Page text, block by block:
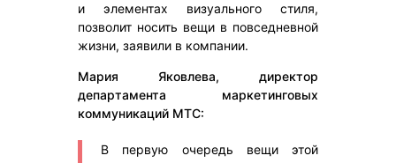
и элементах визуального стиля,
позволит носить вещи в повседневной
жизни, заявили в компании.
Мария Яковлева, директор
департамента маркетинговых
коммуникаций МТС:
В первую очередь вещи этой